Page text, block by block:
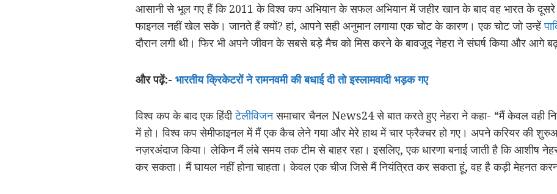
आसानी से भूल गए हैं कि 2011 के विश्व कप अभियान के सफल अभियान में जहीर खान के बाद वह भारत के
फाइनल नहीं खेल सके। जानते हैं क्यों? हां, आपने सही अनुमान लगाया एक चोट के कारण। एक चोट जो उन्हें
दौरान लगी थी। फिर भी अपने जीवन के सबसे बड़े मैच को मिस करने के बावजूद नेहरा ने संघर्ष किया और आगे
और पढ़ें:- भारतीय क्रिकेटरों ने रामनवमी की बधाई दी तो इस्लामवादी भड़क गए
विश्व कप के बाद एक हिंदीटेलीविजनसमाचार चैनल News24 से बात करते हुए नेहरा ने कहा- “मैं केवल वही
में हो। विश्व कप सेमीफाइनल में मैं एक कैच लेने गया और मेरे हाथ में चार फ्रैक्चर हो गए। अपने करियर की
नज़रअंदाज किया। लेकिन मैं लंबे समय तक टीम से बाहर रहा। इसलिए, एक धारणा बनाई जाती है कि आशीष
कर सकता। मैं घायल नहीं होना चाहता। केवल एक चीज जिसे मैं नियंत्रित कर सकता हूं, वह है कड़ी मेहनत